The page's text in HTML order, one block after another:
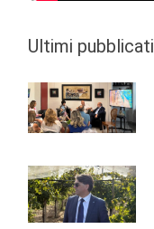
Ultimi pubblicati